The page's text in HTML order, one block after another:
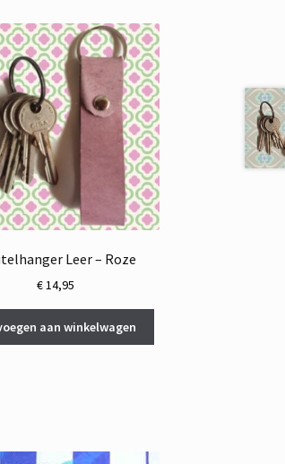
Leer – Roze
€14,95
aan winkelwagen